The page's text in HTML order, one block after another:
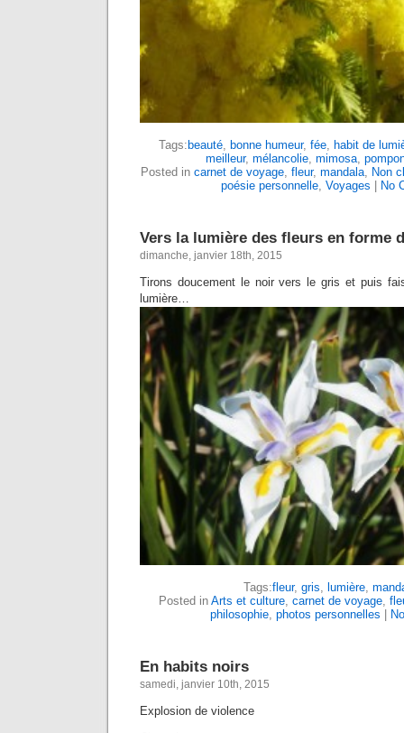
Tags:beauté, bonne humeur, fée, habit de
meilleur, mélancolie mimosa
Posted in carnet de voyage, fleur, mandala, Non
poésie personnelle, Voyages | No
Vers la lumière des fleurs en forme
dimanche, janvier 18th, 2015
Tirons doucement le noir vers le gris et puis
lumière…
Tags:fleur, gris, lumière,
Posted in Arts et culture, carnet de voyage,
philosophie, photos personnelles
En habits noirs
samedi, janvier 10th, 2015
Explosion de violence